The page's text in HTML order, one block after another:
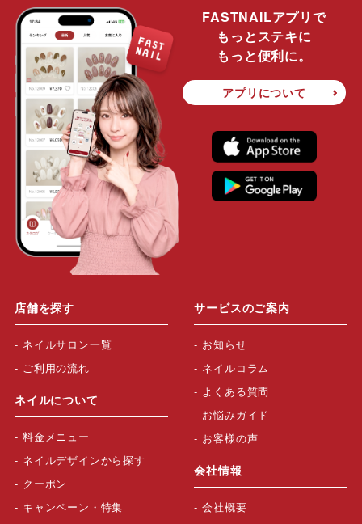
FASTNAILアプリで
もっとステキに
もっと便利に。
アプリについて
店舗を探す
ネイルサロン一覧
ご利用の流れ
ネイルについて
料金メニュー
ネイルデザインから探す
クーポン
キャンペーン・特集
サービスのご案内
お知らせ
ネイルコラム
よくある質問
お悩みガイド
お客様の声
会社情報
会社概要